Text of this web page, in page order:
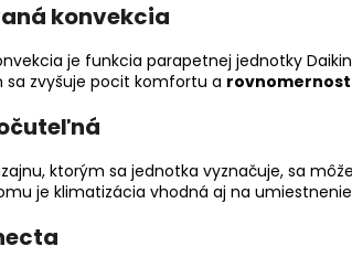
konvekcia
je funkcia parapetnej jednotky
sa zvyšuje pocit komfortu a
ktorým sa jednotka vyznačuje, sa
je klimatizácia vhodná aj na